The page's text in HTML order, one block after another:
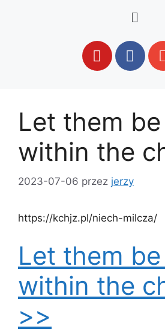
Let them
within the
2023-07-06 przez jerzy
https://kchjz.pl/niech-milcza/
Let them
within the
>>